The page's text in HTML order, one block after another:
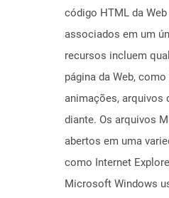
código HTML da
associados em um
recursos incluem
página da Web,
animações, arquivos
diante. Os arquivos
abertos em uma
como Internet
Microsoft Windows